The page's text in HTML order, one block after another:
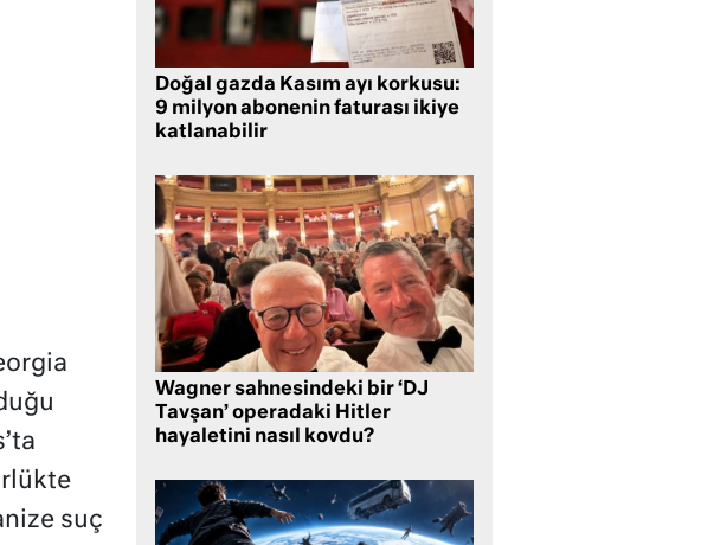
suç
Doğal gazda Kasım ayı korkusu:
9 milyon abonenin faturası ikiye
katlanabilir
Wagner sahnesindeki bir ‘DJ
Tavşan’ operadaki Hitler
hayaletini nasıl kovdu?